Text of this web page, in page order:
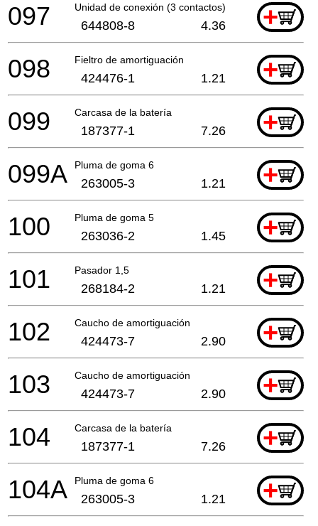
Unidad de conexión (3 contactos) +
097 644808-8 4.36
Fieltro de amortiguación +
098 424476-1 1.21
Carcasa de la batería +
099 187377-1 7.26
Pluma de goma 6 +
099A 263005-3 1.21
Pluma de goma 5 +
100 263036-2 1.45
Pasador 1,5 +
101 268184-2 1.21
Caucho de amortiguación +
102 424473-7 2.90
Caucho de amortiguación +
103 424473-7 2.90
Carcasa de la batería +
104 187377-1 7.26
Pluma de goma 6 +
104A 263005-3 1.21